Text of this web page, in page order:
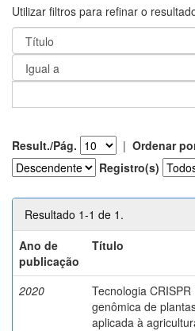
Utilizar filtros para refinar o
Result./Pág. | Ordenar
Registro(s)
Resultado 1-1 de 1.
Ano de
publicação
Título
2020
Tecnologia CRISPR
genômica de
aplicada à